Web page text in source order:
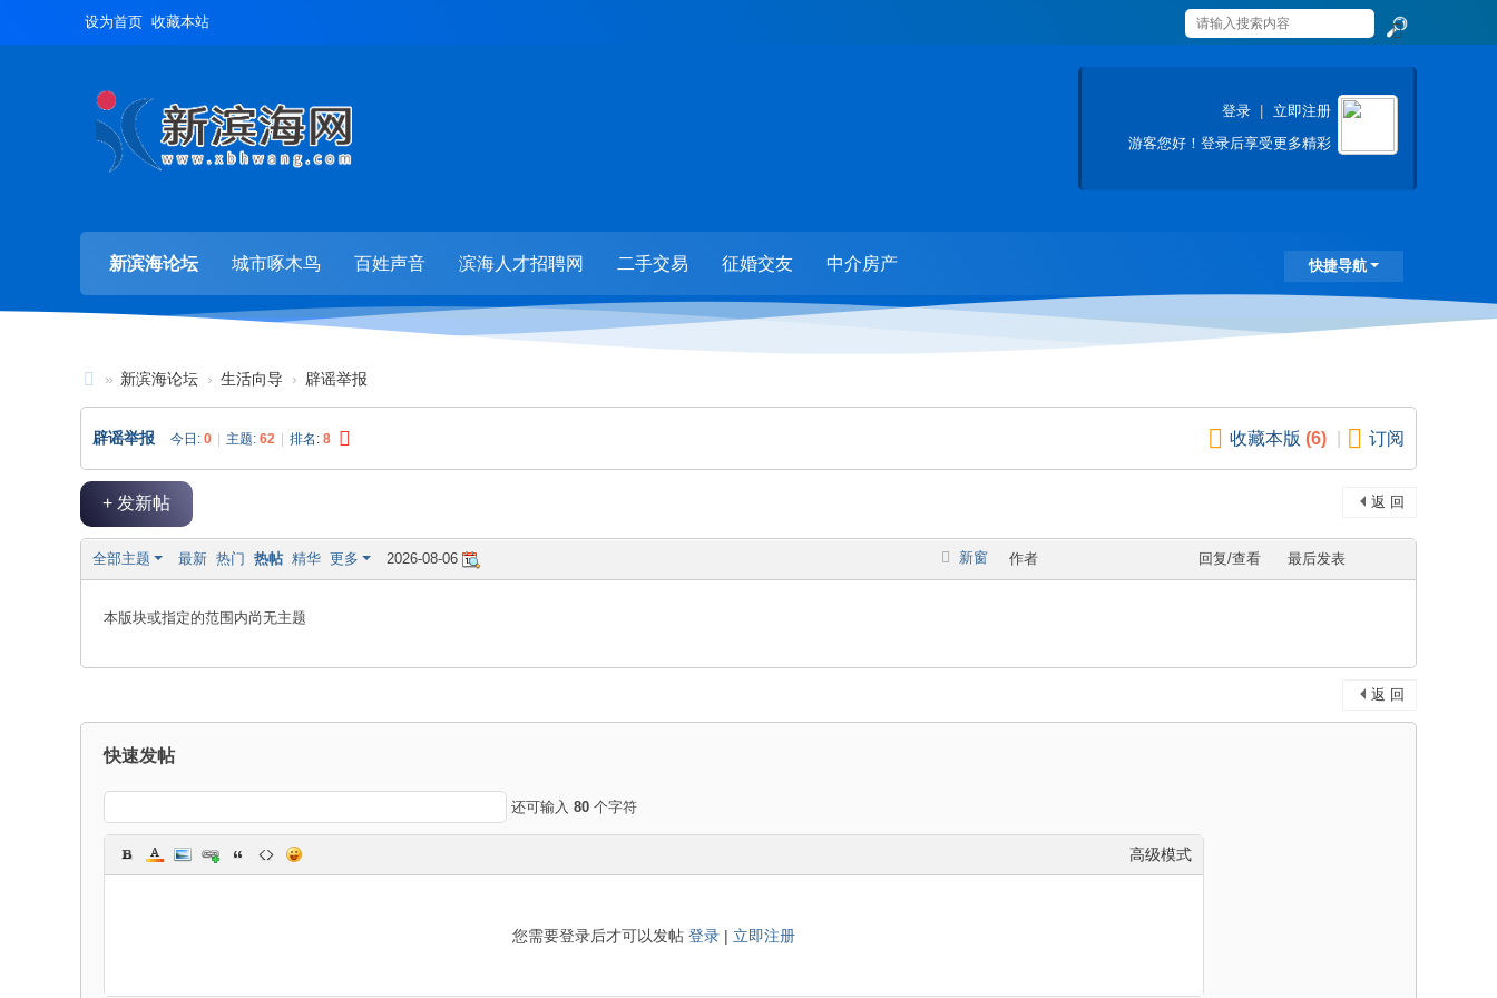
设为首页 收藏本站
索
登录
立即注册
游客您好！登录后享受更多精彩
快捷导航
新滨海论坛 城市啄木鸟 百姓声音 滨海人才招聘网 二手交易 征婚交友 中介房产
新
滨
海
坛
海
» 新滨海论坛 › 生活向导 › 辟谣举报
收藏本版 (6) 订阅
辟谣举报 今日: 0 主题: 62 排名: 8
返 回
+ 发新帖
新窗
全部主题 最新 热门 热帖 精华 更多 2026-08-06 作者 回复/查看 最后发表
本版块或指定的范围内尚无主题
返 回
快速发帖
还可输入 80 个字符
高级模式
您需要登录后才可以发帖 登录 | 立即注册